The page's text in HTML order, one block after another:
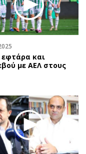
εφτάρα και
με ΑΕΛ στους